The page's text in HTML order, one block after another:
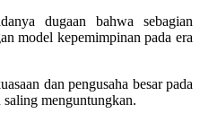
dugaan bahwa sebagian
model kepemimpinan pada era
dan pengusaha besar pada
menguntungkan.